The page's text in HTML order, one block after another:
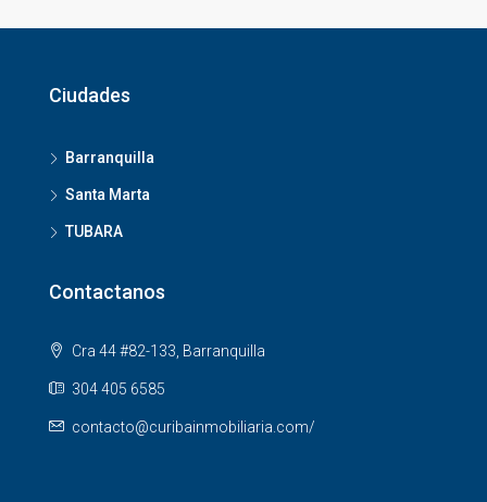
Ciudades
Barranquilla
Santa Marta
TUBARA
Contactanos
Cra 44 #82-133, Barranquilla
304 405 6585
contacto@curibainmobiliaria.com/